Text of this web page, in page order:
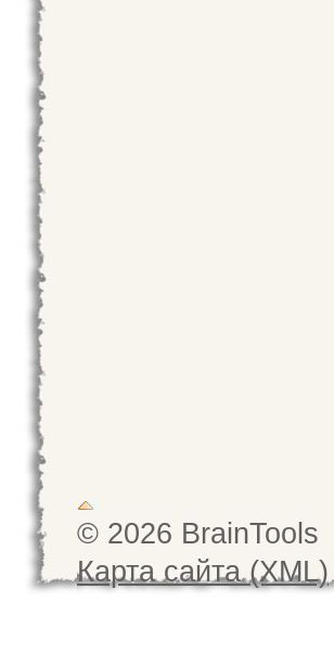
© 2026 BrainTools
Карта сайта (XML)